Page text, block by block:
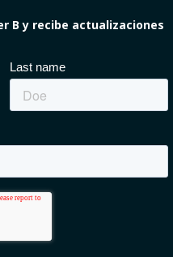
B y recibe actualizaciones